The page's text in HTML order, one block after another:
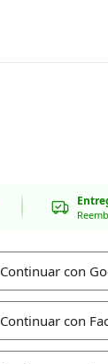
Continuar con
Continuar con